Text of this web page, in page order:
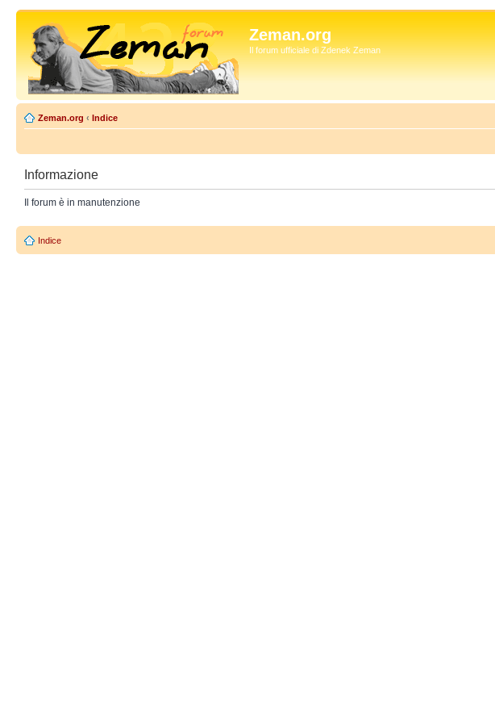
Zeman.org
Il forum ufficiale di Zdenek Zeman
Zeman.org ‹ Indice
Informazione
Il forum è in manutenzione
Indice